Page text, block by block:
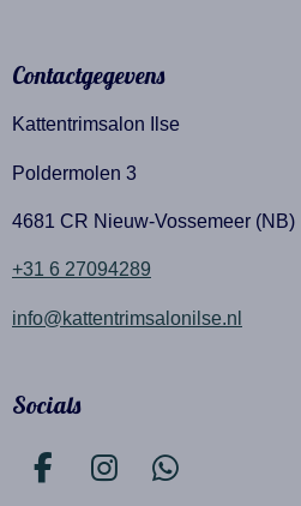
Contactgegevens
Kattentrimsalon Ilse
Poldermolen 3
4681 CR Nieuw-Vossemeer (NB)
+31 6 27094289
info@kattentrimsalonilse.nl
Socials
F
I
W